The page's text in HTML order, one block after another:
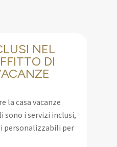
NEL
DI
la casa vacanze
sono i servizi inclusi,
personalizzabili per